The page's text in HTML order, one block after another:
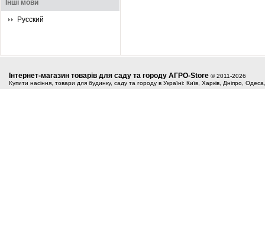
Інші мови
Русский
Інтернет-магазин товарів для саду та городу АГРО-Store © 2011-2026
Купити насіння, товари для будинку, саду та городу в Україні: Київ, Харків, Дніпро,